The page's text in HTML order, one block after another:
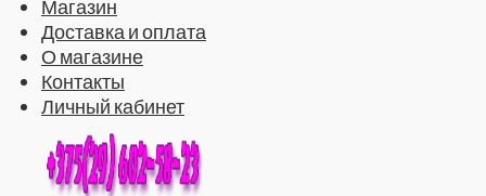
Магазин
Доставка и оплата
О магазине
Контакты
Личный кабинет